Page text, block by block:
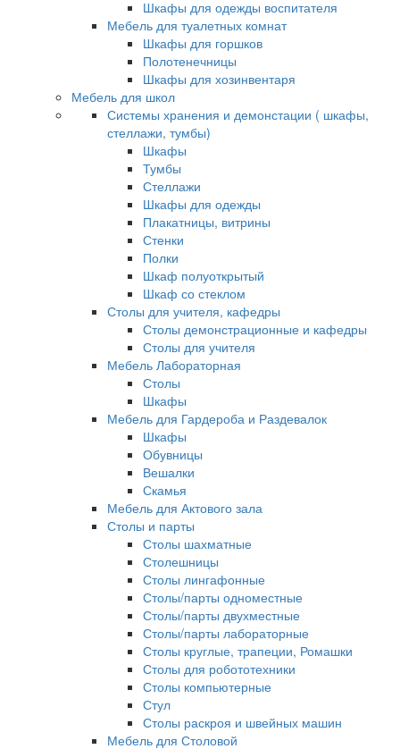
Шкафы для одежды воспитателя
Мебель для туалетных комнат
Шкафы для горшков
Полотенечницы
Шкафы для хозинвентаря
Мебель для школ
Системы хранения и демонстации ( шкафы,
стеллажи, тумбы)
Шкафы
Тумбы
Стеллажи
Шкафы для одежды
Плакатницы, витрины
Стенки
Полки
Шкаф полуоткрытый
Шкаф со стеклом
Столы для учителя, кафедры
Столы демонстрационные и кафедры
Столы для учителя
Мебель Лабораторная
Столы
Шкафы
Мебель для Гардероба и Раздевалок
Шкафы
Обувницы
Вешалки
Скамья
Мебель для Актового зала
Столы и парты
Столы шахматные
Столешницы
Столы лингафонные
Столы/парты одноместные
Столы/парты двухместные
Столы/парты лабораторные
Столы круглые, трапеции, Ромашки
Столы для робототехники
Столы компьютерные
Стул
Столы раскроя и швейных машин
Мебель для Столовой